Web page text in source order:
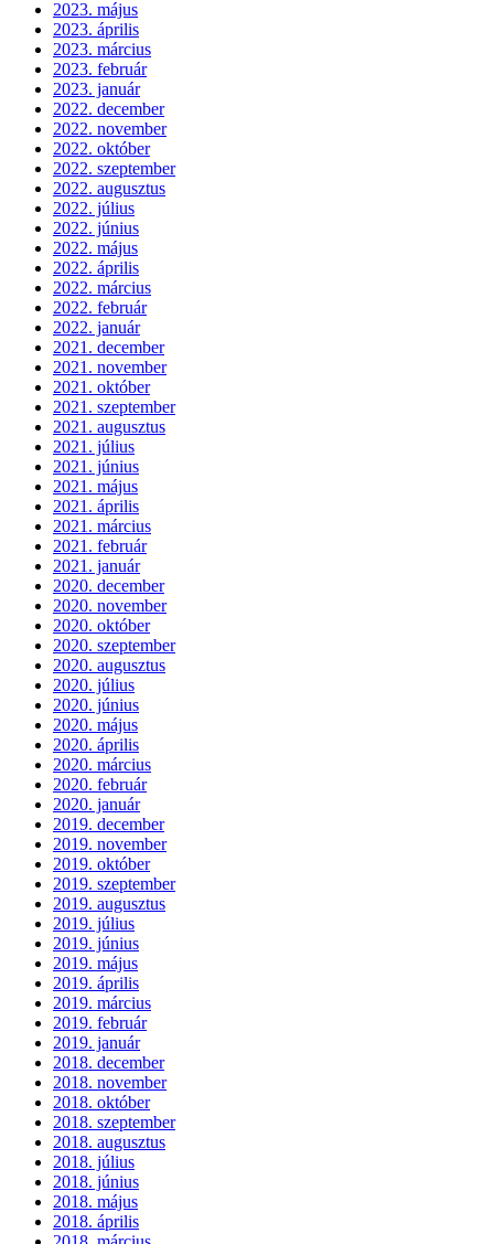
2023. május
2023. április
2023. március
2023. február
2023. január
2022. december
2022. november
2022. október
2022. szeptember
2022. augusztus
2022. július
2022. június
2022. május
2022. április
2022. március
2022. február
2022. január
2021. december
2021. november
2021. október
2021. szeptember
2021. augusztus
2021. július
2021. június
2021. május
2021. április
2021. március
2021. február
2021. január
2020. december
2020. november
2020. október
2020. szeptember
2020. augusztus
2020. július
2020. június
2020. május
2020. április
2020. március
2020. február
2020. január
2019. december
2019. november
2019. október
2019. szeptember
2019. augusztus
2019. július
2019. június
2019. május
2019. április
2019. március
2019. február
2019. január
2018. december
2018. november
2018. október
2018. szeptember
2018. augusztus
2018. július
2018. június
2018. május
2018. április